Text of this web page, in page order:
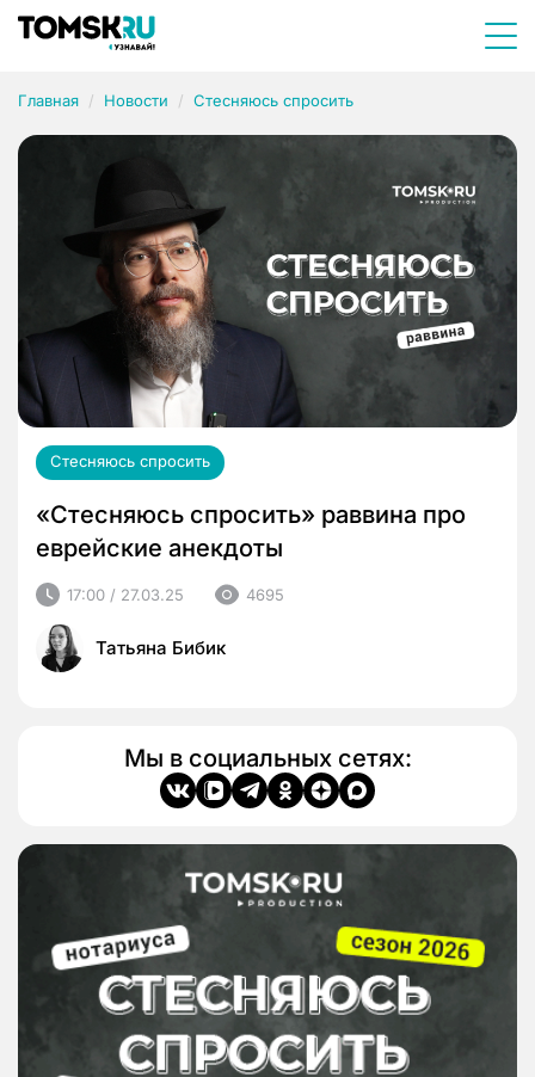
Главная Новости Стесняюсь спросить
Стесняюсь спросить
«Стесняюсь спросить» раввина про
еврейские анекдоты
17:00 / 27.03.25 4695
Татьяна Бибик
Мы в социальных сетях: